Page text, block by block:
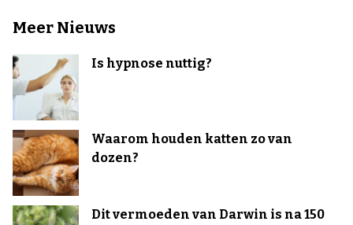
Meer Nieuws
Is hypnose nuttig?
Waarom houden katten zo van
dozen?
Dit vermoeden van Darwin is na 150